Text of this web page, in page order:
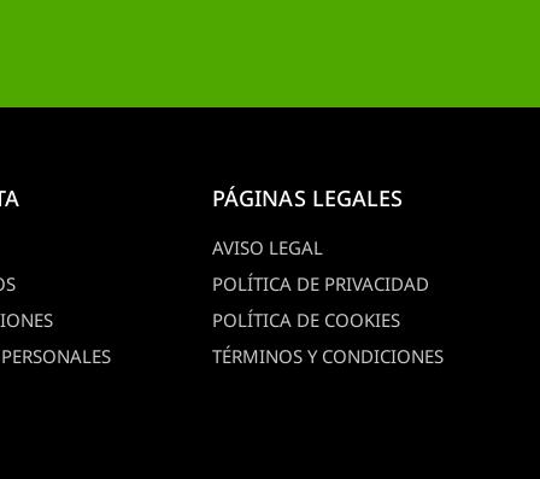
PÁGINAS LEGALES
AVISO LEGAL
POLÍTICA DE PRIVACIDAD
POLÍTICA DE COOKIES
TÉRMINOS Y CONDICIONES